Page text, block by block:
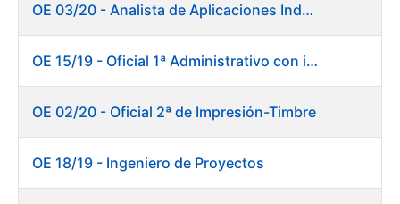
OE 03/20 - Analista de Aplicaciones Industriales
OE 15/19 - Oficial 1ª Administrativo con inglés y francés
OE 02/20 - Oficial 2ª de Impresión-Timbre
OE 18/19 - Ingeniero de Proyectos